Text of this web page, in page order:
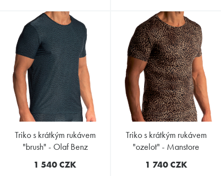
triko s krátkým rukávem
"brush" - Olaf Benz
1 540 CZK
triko s krátkým rukávem
"ozelot" - Manstore
1 740 CZK